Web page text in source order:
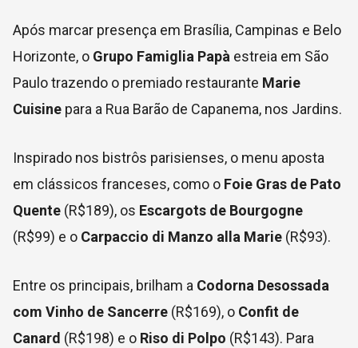
Após marcar presença em Brasília, Campinas e Belo
Horizonte, o Grupo Famiglia Papà estreia em São
Paulo trazendo o premiado restaurante Marie
Cuisine para a Rua Barão de Capanema, nos Jardins.
Inspirado nos bistrôs parisienses, o menu aposta
em clássicos franceses, como o Foie Gras de Pato
Quente (R$189), os Escargots de Bourgogne
(R$99) e o Carpaccio di Manzo alla Marie (R$93).
Entre os principais, brilham a Codorna Desossada
com Vinho de Sancerre (R$169), o Confit de
Canard (R$198) e o Riso di Polpo (R$143). Para